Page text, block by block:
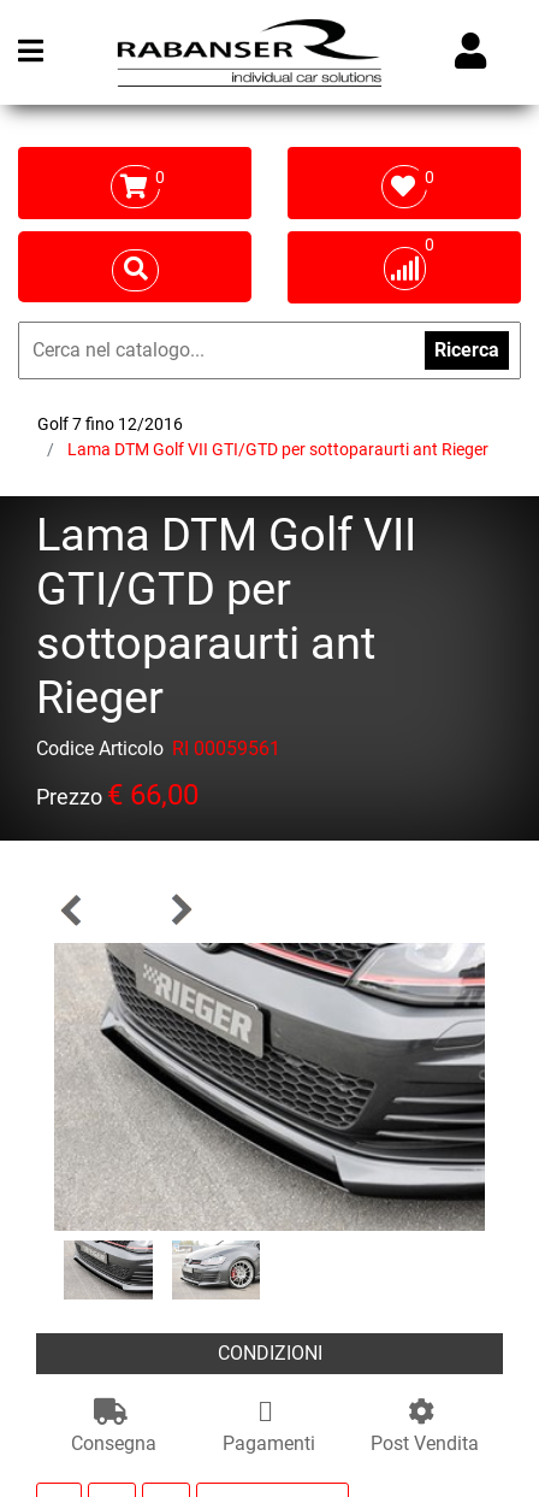
Open menu
0 0
0
Ricerca
Golf 7 fino 12/2016
Lama DTM Golf VII GTI/GTD per sottoparaurti ant Rieger
Lama DTM Golf VII
GTI/GTD per
sottoparaurti ant
Rieger
Codice Articolo RI 00059561
Prezzo € 66,00
CONDIZIONI
Consegna Pagamenti Post Vendita